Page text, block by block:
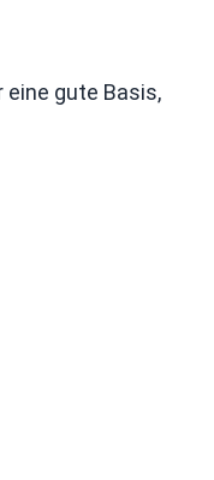
eine gute Basis,